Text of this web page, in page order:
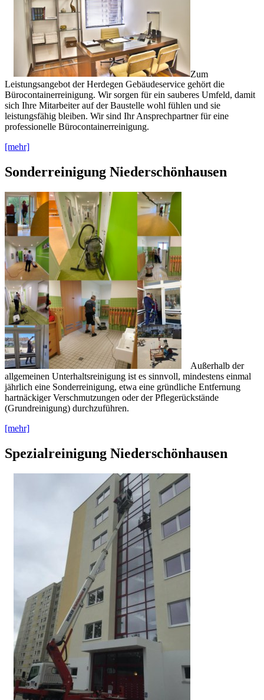
Zum
Leistungsangebot der Herdegen Gebäudeservice gehört die
Bürocontainerreinigung. Wir sorgen für ein sauberes Umfeld, damit
sich Ihre Mitarbeiter auf der Baustelle wohl fühlen und sie
leistungsfähig bleiben. Wir sind Ihr Ansprechpartner für eine
professionelle Bürocontainerreinigung.
[mehr]
Sonderreinigung Niederschönhausen
Außerhalb der
allgemeinen Unterhaltsreinigung ist es sinnvoll, mindestens einmal
jährlich eine Sonderreinigung, etwa eine gründliche Entfernung
hartnäckiger Verschmutzungen oder der Pflegerückstände
(Grundreinigung) durchzuführen.
[mehr]
Spezialreinigung Niederschönhausen